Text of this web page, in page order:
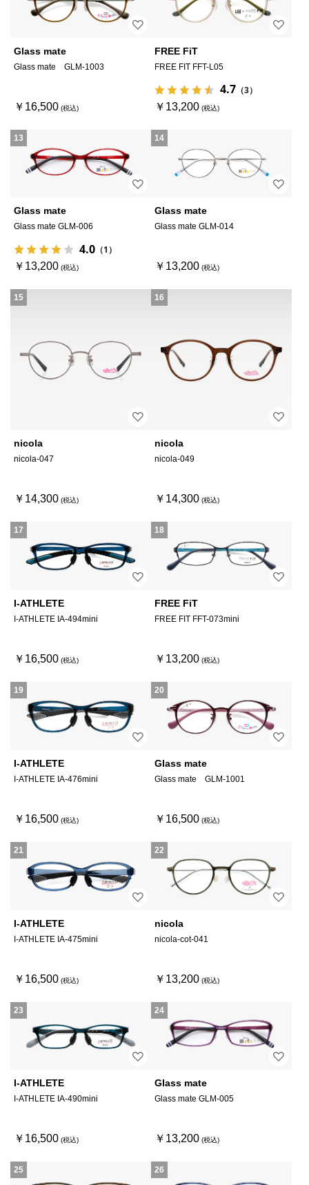
Glass mate
Glass mate GLM-1003
￥16,500
FREE FiT
FREE FIT FFT-L05
4.7 （3）
￥13,200
13
Glass mate
Glass mate GLM-006
4.0 （1）
￥13,200
14
Glass mate
Glass mate GLM-014
￥13,200
15
nicola
nicola-047
￥14,300
16
nicola
nicola-049
￥14,300
17
I-ATHLETE
I-ATHLETE IA-494mini
￥16,500
18
FREE FiT
FREE FIT FFT-073mini
￥13,200
19
I-ATHLETE
I-ATHLETE IA-476mini
￥16,500
20
Glass mate
Glass mate GLM-1001
￥16,500
21
I-ATHLETE
I-ATHLETE IA-475mini
￥16,500
22
nicola
nicola-cot-041
￥13,200
23
I-ATHLETE
I-ATHLETE IA-490mini
￥16,500
24
Glass mate
Glass mate GLM-005
￥13,200
25 26